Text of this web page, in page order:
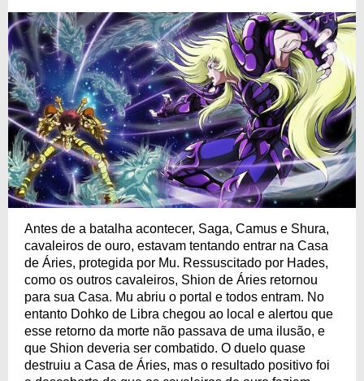
Antes de a batalha acontecer, Saga, Camus e Shura,
cavaleiros de ouro, estavam tentando entrar na Casa
de Áries, protegida por Mu. Ressuscitado por Hades,
como os outros cavaleiros, Shion de Áries retornou
para sua Casa. Mu abriu o portal e todos entram. No
entanto Dohko de Libra chegou ao local e alertou que
esse retorno da morte não passava de uma ilusão, e
que Shion deveria ser combatido. O duelo quase
destruiu a Casa de Áries, mas o resultado positivo foi